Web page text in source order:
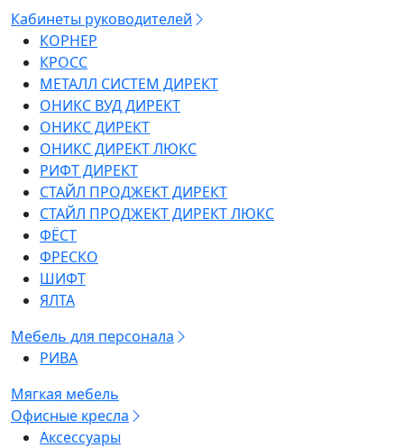
Кабинеты руководителей
КОРНЕР
КРОСС
МЕТАЛЛ СИСТЕМ ДИРЕКТ
ОНИКС ВУД ДИРЕКТ
ОНИКС ДИРЕКТ
ОНИКС ДИРЕКТ ЛЮКС
РИФТ ДИРЕКТ
СТАЙЛ ПРОДЖЕКТ ДИРЕКТ
СТАЙЛ ПРОДЖЕКТ ДИРЕКТ ЛЮКС
ФЁСТ
ФРЕСКО
ШИФТ
ЯЛТА
Мебель для персонала
РИВА
Мягкая мебель
Офисные кресла
Аксессуары